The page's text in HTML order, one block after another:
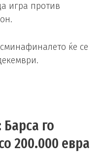
игра против
ќе се
го
200.000 евра